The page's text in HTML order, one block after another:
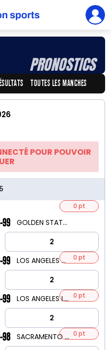
PRONOSTICS
TOUTES LES MANCHES
POUR POUVOIR
2
GOLDEN STATE Warriors
99
0 pt
2
LOS ANGELES Clippers
99 0 pt
2
LOS ANGELES Lakers
99 0 pt
SACRAMENTO Kings
98 0 pt